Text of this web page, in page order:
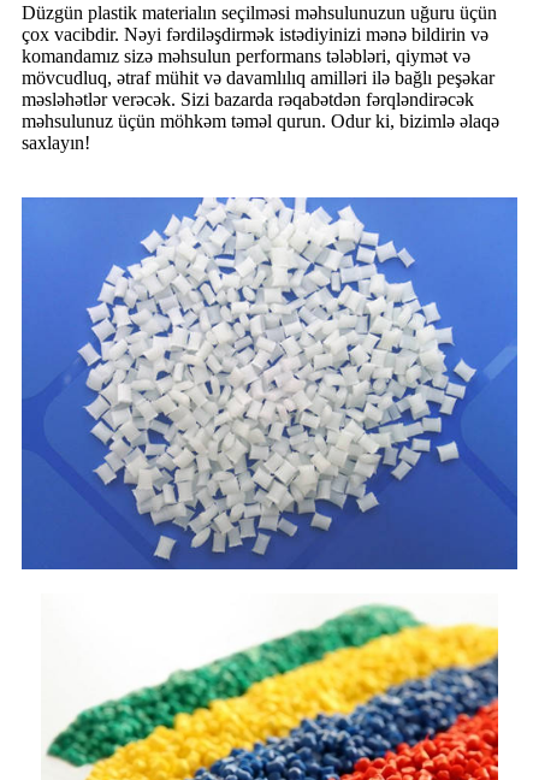
Düzgün plastik materialın seçilməsi məhsulunuzun uğuru üçün
çox vacibdir. Nəyi fərdiləşdirmək istədiyinizi mənə bildirin və
komandamız sizə məhsulun performans tələbləri, qiymət və
mövcudluq, ətraf mühit və davamlılıq amilləri ilə bağlı peşəkar
məsləhətlər verəcək. Sizi bazarda rəqabətdən fərqləndirəcək
məhsulunuz üçün möhkəm təməl qurun. Odur ki, bizimlə əlaqə
saxlayın!